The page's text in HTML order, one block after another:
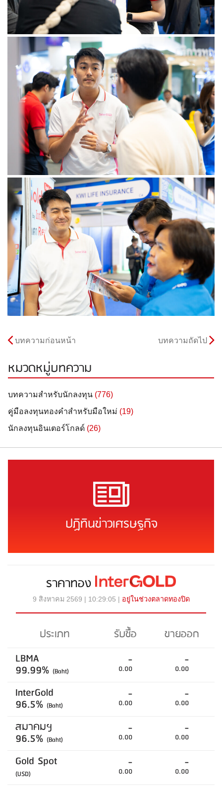
บทความก่อนหน้า บทความถัดไป
หมวดหมู่บทความ
บทความสำหรับนักลงทุน (776)
คู่มือลงทุนทองคำสำหรับมือใหม่ (19)
นักลงทุนอินเตอร์โกลด์ (26)
ปฏิทินข่าวเศรษฐกิจ
ราคาทอง
9 สิงหาคม 2569 | 10:29:05 | อยู่ในช่วงตลาดทองปิด
ประเภท รับซื้อ
ขายออก
LBMA
99.99% (Baht)
-
0.00
-
0.00
InterGold
96.5% (Baht)
-
0.00
-
0.00
สมาคมฯ
96.5% (Baht)
-
0.00
-
0.00
Gold Spot
(USD)
-
0.00
-
0.00